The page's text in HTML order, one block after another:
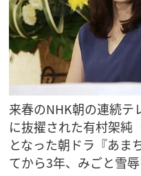
来春のNHK朝の連続テ
に抜擢された有村架純
となった朝ドラ『あま
てから3年、みごと雪辱